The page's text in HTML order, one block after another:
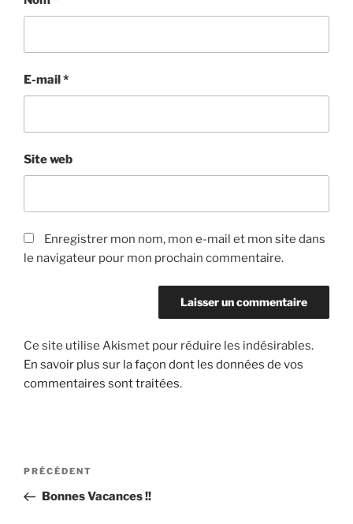
E-mail *
Site web
Enregistrer mon nom, mon e-mail et mon site dans
le navigateur pour mon prochain commentaire.
Ce site utilise Akismet pour réduire les indésirables.
En savoir plus sur la façon dont les données de vos
commentaires sont traitées.
Navigation
l’article
Article
précédent
PRÉCÉDENT
Bonnes Vacances !!